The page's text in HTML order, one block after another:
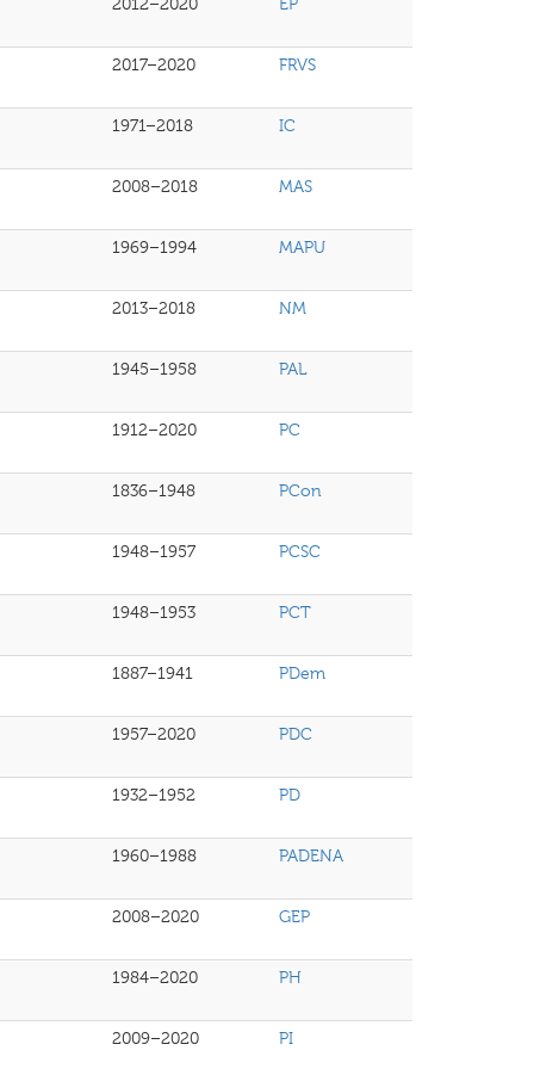
2012–2020 EP
2017–2020 FRVS
1971–2018 IC
2008–2018 MAS
1969–1994 MAPU
2013–2018 NM
1945–1958 PAL
1912–2020 PC
1836–1948 PCon
1948–1957 PCSC
1948–1953 PCT
1887–1941 PDem
1957–2020 PDC
1932–1952 PD
1960–1988 PADENA
2008–2020 GEP
1984–2020 PH
2009–2020 PI